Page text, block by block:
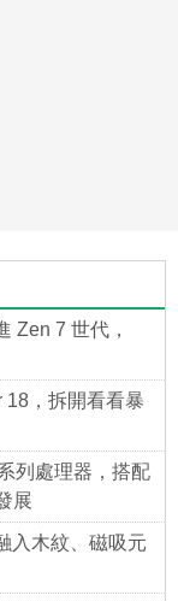
Zen 7 世代，
18，拆開看看暴
列處理器，搭配
展
入木紋、磁吸元